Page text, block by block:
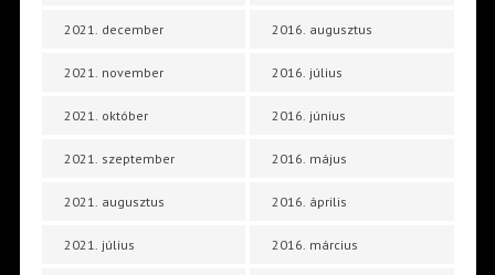
2021. december
2021. november
2021. október
2021. szeptember
2021. augusztus
2021. július
2016. augusztus
2016. július
2016. június
2016. május
2016. április
2016. március